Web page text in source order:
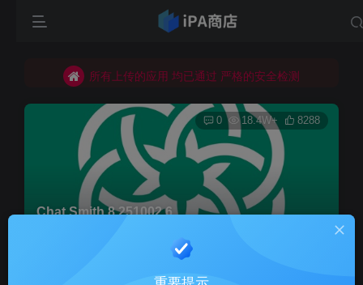
巨魔不是唯一！高系统用户可以使用苹果签
所有上传的应用 均已通过 严格的安全检测
Chat Smith 8.251002.6
0 18.4W+ 8288